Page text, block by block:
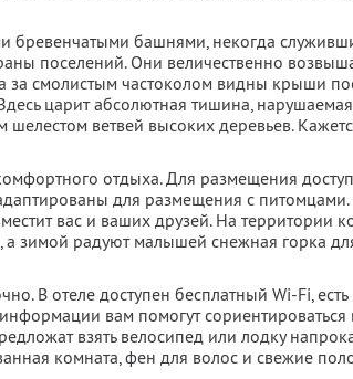
бревенчатыми башнями, некогда
поселений. Они величественно
за смолистым частоколом видны крыши
царит абсолютная тишина,
ветвей высоких деревьев.
отдыха. Для размещения
для размещения с питомцами.
вас и ваших друзей. На территории
а зимой радуют малышей снежная горка
В отеле доступен бесплатный Wi-Fi, есть
вам помогут сориентироваться
взять велосипед или лодку
комната, фен для волос и свежие